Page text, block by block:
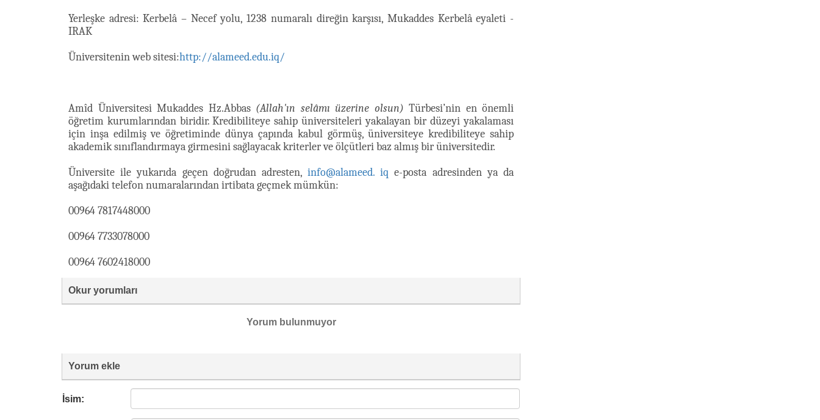
Yerleşke adresi: Kerbelâ – Necef yolu, 1238 numaralı direğin karşısı, Mukaddes Kerbelâ eyaleti -
IRAK
Üniversitenin web sitesi:http://alameed.edu.iq/
Amîd Üniversitesi Mukaddes Hz.Abbas (Allah'ın selâmı üzerine olsun) Türbesi’nin en önemli
öğretim kurumlarından biridir. Kredibiliteye sahip üniversiteleri yakalayan bir düzeyi yakalaması
için inşa edilmiş ve öğretiminde dünya çapında kabul görmüş, üniversiteye kredibiliteye sahip
akademik sınıflandırmaya girmesini sağlayacak kriterler ve ölçütleri baz almış bir üniversitedir.
Üniversite ile yukarıda geçen doğrudan adresten,info@alameed. iq e-posta adresinden ya da
aşağıdaki telefon numaralarından irtibata geçmek mümkün:
00964 7817448000
00964 7733078000
00964 7602418000
Okur yorumları
Yorum bulunmuyor
Yorum ekle
İsim: